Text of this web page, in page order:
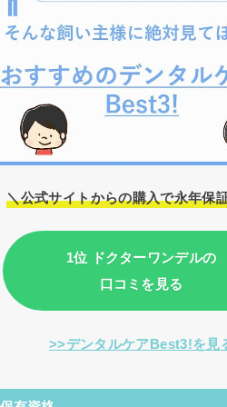
＼公式サイトからの購入で永年保
1位 ドクターワンデルの
口コミを見る
>>デンタルケアBest3!を見